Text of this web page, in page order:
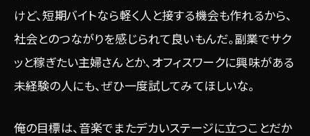
けど、短期バイトなら軽く人と接する機会も作れるから、
社会とのつながりを感じられて良いもんだ。副業でサク
ッと稼ぎたい主婦さんとか、オフィスワークに興味がある
未経験の人にも、ぜひ一度試してみてほしいな。
俺の目標は、音楽でまたデカいステージに立つことだか